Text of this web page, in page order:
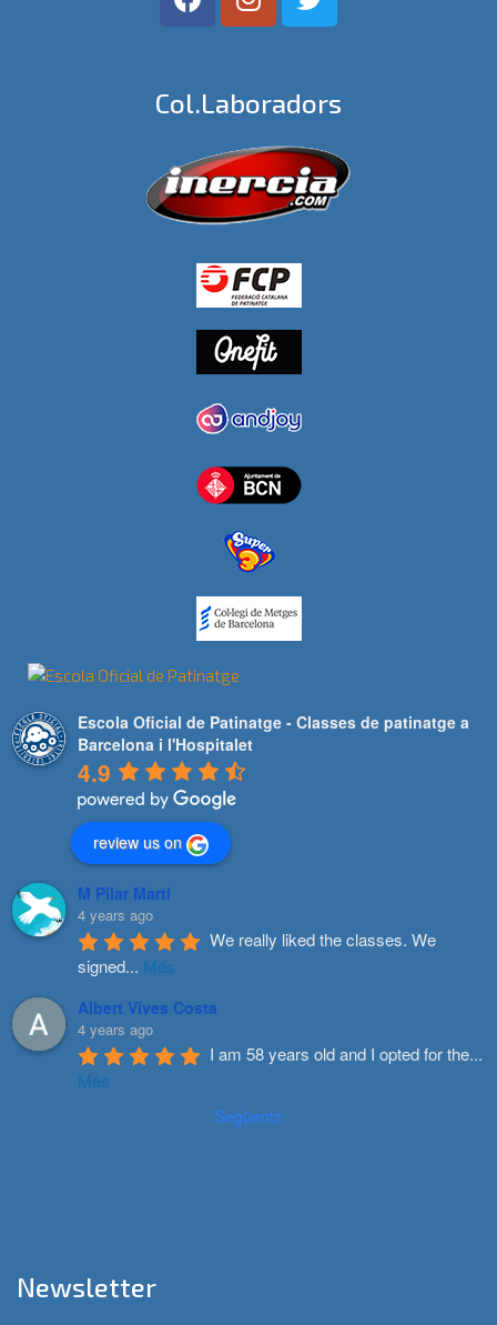
Col.laboradors
Escola Oficial de Patinatge - Classes de patinatge a
Barcelona i l'Hospitalet
4.9
review us on
M Pilar Marti
4 years ago
We really liked the classes. We
signed... Més
Albert Vives Costa
4 years ago
I am 58 years old and I opted for the...
Més
Següents
Newsletter